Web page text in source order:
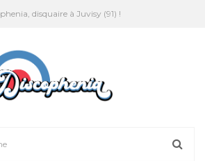
disquaire à Juvisy (91) !